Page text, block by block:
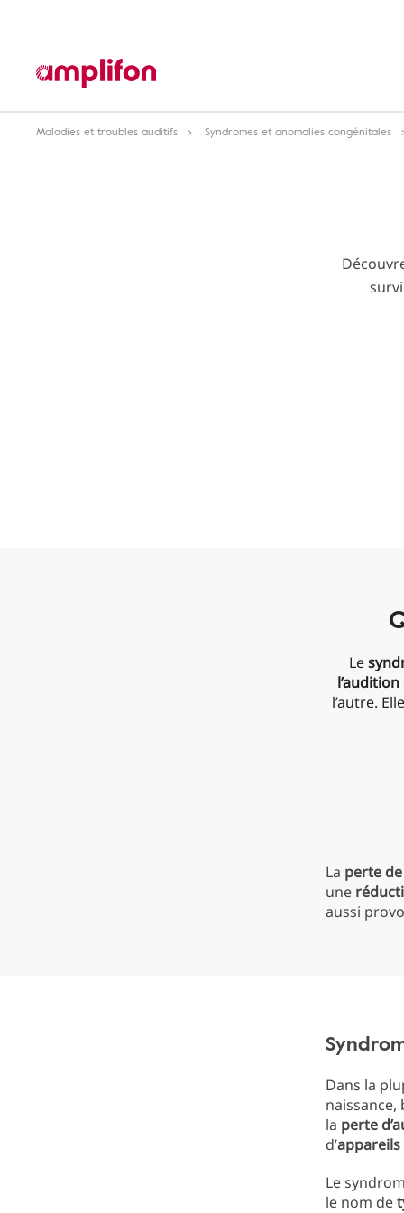
Maladies et troubles auditifs Syndromes et anomalies congénitales
Le
l’audition
l’autre.
La perte
une
aussi
Dans la
naissance,
la perte
d’
Le
le nom de